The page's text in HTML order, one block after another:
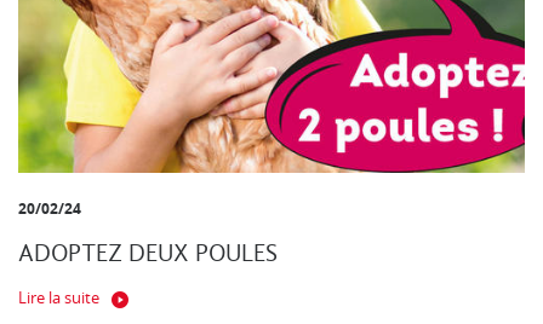
20/02/24
ADOPTEZ DEUX POULES
Lire la suite